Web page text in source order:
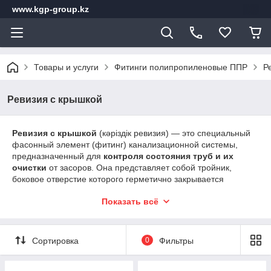
www.kgp-group.kz
Товары и услуги Фитинги полипропиленовые ППР
Ревизия с крышкой
Ревизия с крышкой (кәріздік ревизия) — это специальный
фасонный элемент (фитинг) канализационной системы,
предназначенный для контроля состояния труб и их
очистки от засоров. Она представляет собой тройник,
боковое отверстие которого герметично закрывается
Главные особенности и функции ревизии
Доступ к системе: Позволяет ввести внутрь
канализационного трубопровода прочистной тросс или
гидродинамический шланг для удаления засоров, не
разбирая при этом всю конструкцию.
Показать всё
Сортировка 0 Фильтры